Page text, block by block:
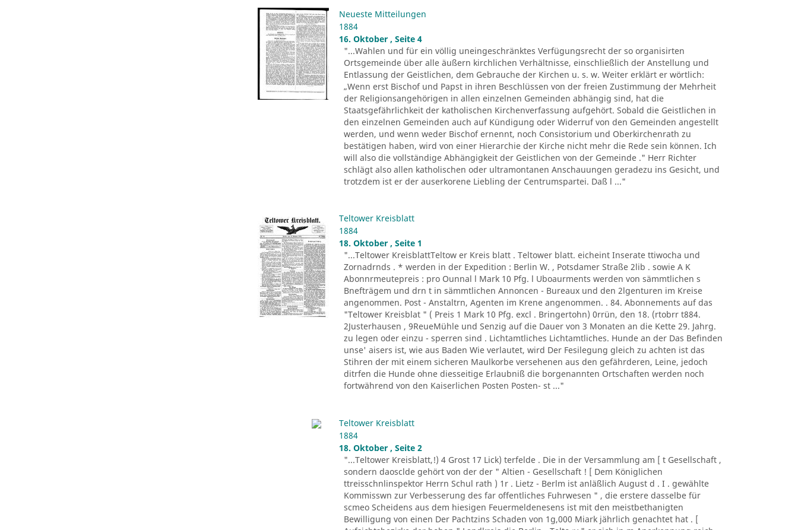
Neueste Mitteilungen
1884
16. Oktober , Seite 4
"...Wahlen und für ein völlig uneingeschränktes Verfügungsrecht der so organisirten
Ortsgemeinde über alle äußern kirchlichen Verhältnisse, einschließlich der Anstellung und
Entlassung der Geistlichen, dem Gebrauche der Kirchen u. s. w. Weiter erklärt er wörtlich:
„Wenn erst Bischof und Papst in ihren Beschlüssen von der freien Zustimmung der Mehrheit
der Religionsangehörigen in allen einzelnen Gemeinden abhängig sind, hat die
Staatsgefährlichkeit der katholischen Kirchenverfassung aufgehört. Sobald die Geistlichen in
den einzelnen Gemeinden auch auf Kündigung oder Widerruf von den Gemeinden angestellt
werden, und wenn weder Bischof ernennt, noch Consistorium und Oberkirchenrath zu
bestätigen haben, wird von einer Hierarchie der Kirche nicht mehr die Rede sein können. Ich
will also die vollständige Abhängigkeit der Geistlichen von der Gemeinde ." Herr Richter
schlägt also allen katholischen oder ultramontanen Anschauungen geradezu ins Gesicht, und
trotzdem ist er der auserkorene Liebling der Centrumspartei. Daß l ..."
Teltower Kreisblatt
1884
18. Oktober , Seite 1
"...Teltower KreisblattTeltow er Kreis blatt . Teltower blatt. eicheint Inserate ttiwocha und
Zornadrnds . * werden in der Expedition : Berlin W. , Potsdamer Straße 2lib . sowie A K
Abonnrmeutepreis : pro Ounnal l Mark 10 Pfg. l Uboaurments werden von sämmtlichen s
Bnefträgem und drn t in sämmtlichen Annoncen - Bureaux und den 2lgenturen im Kreise
angenommen. Post - Anstaltrn, Agenten im Krene angenommen. . 84. Abonnements auf das
"Teltower Kreisblat " ( Preis 1 Mark 10 Pfg. excl . Bringertohn) 0rrün, den 18. (rtobrr t884.
2Justerhausen , 9ReueMühle und Senzig auf die Dauer von 3 Monaten an die Kette 29. Jahrg.
zu legen oder einzu - sperren sind . Lichtamtliches Lichtamtliches. Hunde an der Das Befinden
unse' aisers ist, wie aus Baden Wie verlautet, wird Der Fesilegung gleich zu achten ist das
Stihren der mit einem sicheren Maulkorbe versehenen aus den gefährderen, Leine, jedoch
ditrfen die Hunde ohne diesseitige Erlaubniß die borgenannten Ortschaften werden noch
fortwährend von den Kaiserlichen Posten Posten- st ..."
Teltower Kreisblatt
1884
18. Oktober , Seite 2
"...Teltower Kreisblatt,!) 4 Grost 17 Lick) terfelde . Die in der Versammlung am [ t Gesellschaft ,
sondern daosclde gehört von der der " Altien - Gesellschaft ! [ Dem Königlichen
ttreisschnlinspektor Herrn Schul rath ) 1r . Lietz - Berlm ist anläßlich August d . I . gewählte
Kommisswn zur Verbesserung des far offentliches Fuhrwesen " , die erstere dasselbe für
scmeo Scheidens aus dem hiesigen Feuermeldenesens ist mit den meistbethanigten
Bewilligung von einen Der Pachtzins Schaden von 1g,000 Miark jährlich genachtet hat . [